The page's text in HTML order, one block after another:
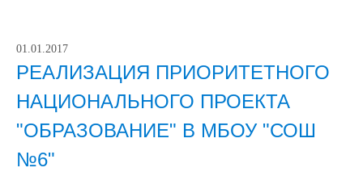
01.01.2017
РЕАЛИЗАЦИЯ ПРИОРИТЕТНОГО
НАЦИОНАЛЬНОГО ПРОЕКТА
"ОБРАЗОВАНИЕ" В МБОУ "СОШ
№6"